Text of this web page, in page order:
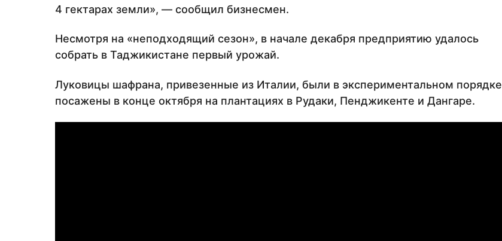
4 гектарах земли», — сообщил бизнесмен.
Несмотря на «неподходящий сезон», в начале декабря предприятию удалось
собрать в Таджикистане первый урожай.
Луковицы шафрана, привезенные из Италии, были в экспериментальном порядке
посажены в конце октября на плантациях в Рудаки, Пенджикенте и Дангаре.